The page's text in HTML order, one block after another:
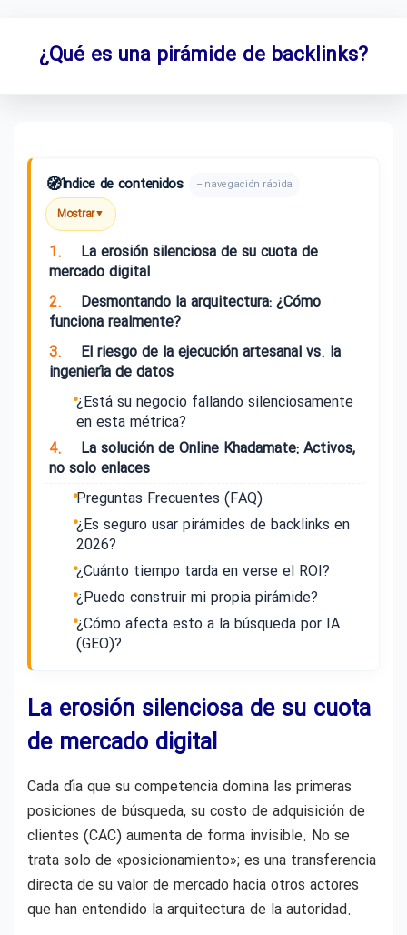
¿Qué es una pirámide de backlinks?
🧭Índice de contenidos – navegación rápida
Mostrar▼
1.
La erosión silenciosa de su cuota de
mercado digital
2.
Desmontando la arquitectura: ¿Cómo
funciona realmente?
3.
El riesgo de la ejecución artesanal vs. la
ingeniería de datos
¿Está su negocio fallando silenciosamente
en esta métrica?
4.
La solución de Online Khadamate: Activos,
no solo enlaces
Preguntas Frecuentes (FAQ)
¿Es seguro usar pirámides de backlinks en
2026?
¿Cuánto tiempo tarda en verse el ROI?
¿Puedo construir mi propia pirámide?
¿Cómo afecta esto a la búsqueda por IA
(GEO)?
La erosión silenciosa de su cuota
de mercado digital
Cada día que su competencia domina las primeras
posiciones de búsqueda, su costo de adquisición de
clientes (CAC) aumenta de forma invisible. No se
trata solo de «posicionamiento»; es una transferencia
directa de su valor de mercado hacia otros actores
que han entendido la arquitectura de la autoridad.